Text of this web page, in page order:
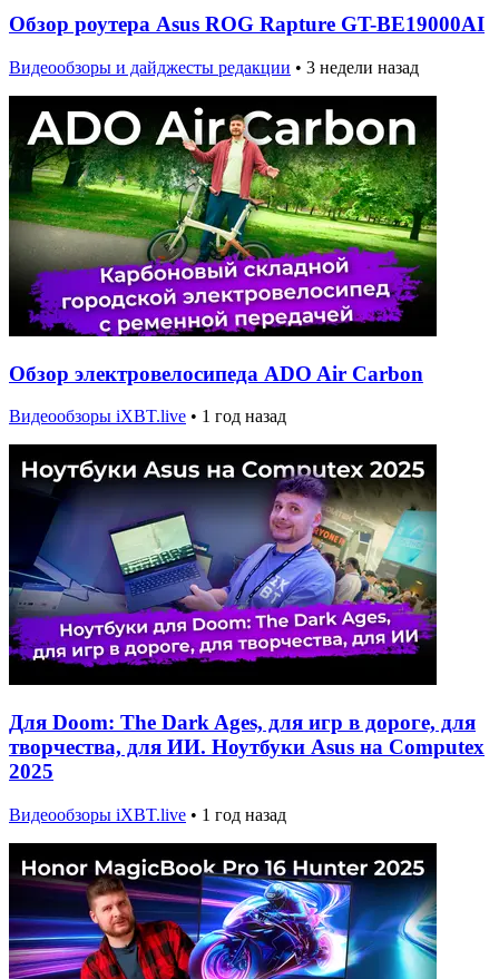
Обзор роутера Asus ROG Rapture GT-BE19000AI
Видеообзоры и дайджесты редакции • 3 недели назад
Обзор электровелосипеда ADO Air Carbon
Видеообзоры iXBT.live • 1 год назад
Для Doom: The Dark Ages, для игр в дороге, для
творчества, для ИИ. Ноутбуки Asus на Computex
2025
Видеообзоры iXBT.live • 1 год назад